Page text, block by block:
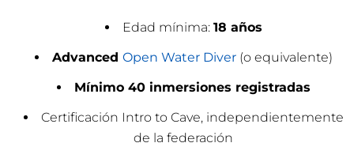
Edad mínima: 18 años
Advanced Open Water Diver(o equivalente)
Mínimo 40 inmersiones registradas
Certificación Intro to Cave, independientemente
de la federación